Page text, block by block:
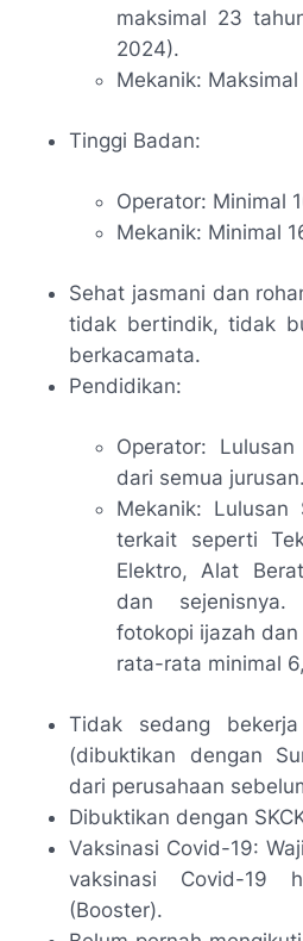
maksimal 23
2024).
Mekanik:
Tinggi Badan:
Operator: Minimal
Mekanik: Minimal
Sehat jasmani dan
tidak bertindik, tidak
berkacamata.
Pendidikan:
Operator:
dari semua jurusan.
Mekanik: Lulusan
terkait seperti
Elektro, Alat
dan sejenisnya.
fotokopi ijazah
rata-rata minimal
Tidak sedang
(dibuktikan dengan
dari perusahaan
Dibuktikan dengan
Vaksinasi Covid-19:
vaksinasi Covid-19
(Booster).